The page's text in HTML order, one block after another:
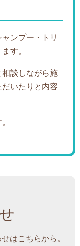
ンプー・トリ
す。
談しながら施
いたりと内容
はこちらから。